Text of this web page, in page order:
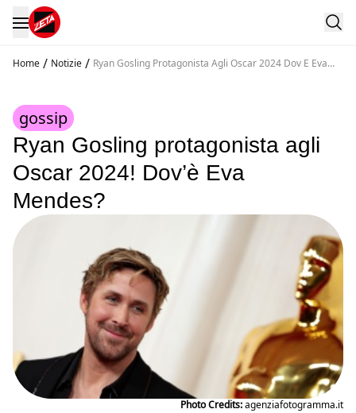
Home / Notizie / Ryan Gosling Protagonista Agli Oscar 2024 Dov E Eva
gossip
Ryan Gosling protagonista agli
Oscar 2024! Dov’è Eva
Mendes?
Photo Credits:agenziafotogramma.it